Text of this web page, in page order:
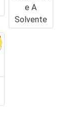
E A
Solvente